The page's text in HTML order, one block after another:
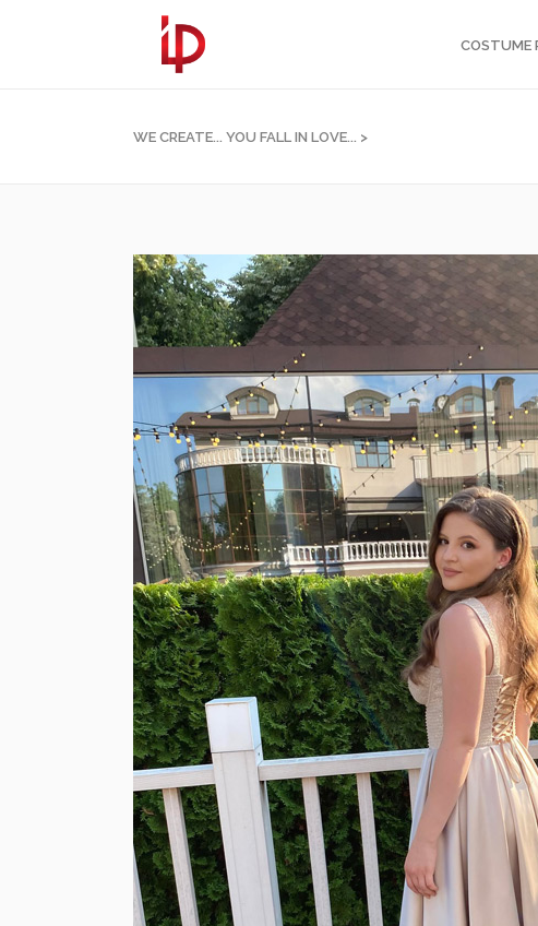
COSTUME
WE CREATE... YOU FALL IN LOVE... >